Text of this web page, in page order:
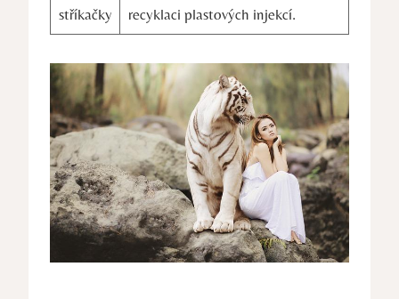
stříkačky
recyklaci plastových injekcí.